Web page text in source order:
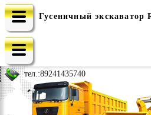
e-mail: china-spec@inbox.ru
тел.:89241435740
Гусеничный экскаватор